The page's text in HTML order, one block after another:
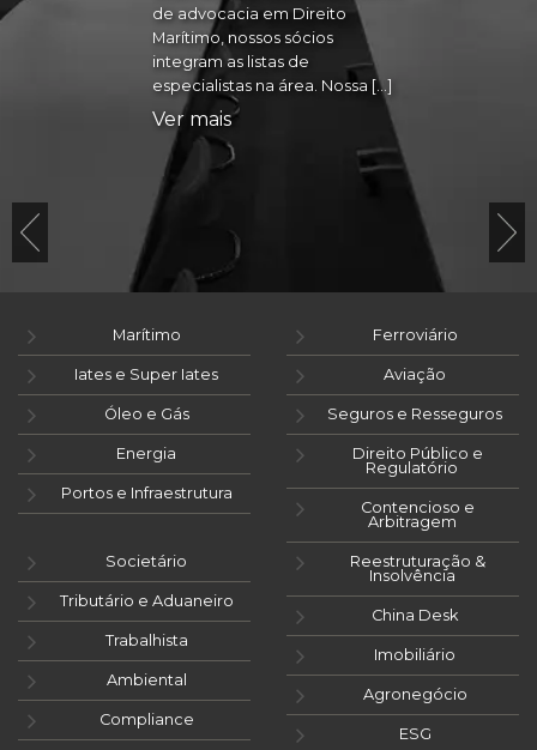
de advocacia em Direito
Marítimo, nossos sócios
integram as listas de
especialistas na área. Nossa […]
Ver mais
Marítimo
Iates e Super Iates
Óleo e Gás
Energia
Portos e Infraestrutura
Ferroviário
Aviação
Seguros e Resseguros
Direito Público e
Regulatório
Contencioso e
Arbitragem
Societário
Tributário e Aduaneiro
Trabalhista
Ambiental
Compliance
Reestruturação &
Insolvência
China Desk
Imobiliário
Agronegócio
ESG